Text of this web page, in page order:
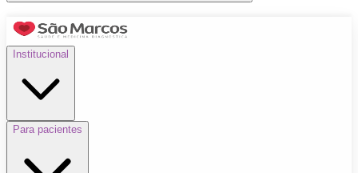
Institucional
Para pacientes